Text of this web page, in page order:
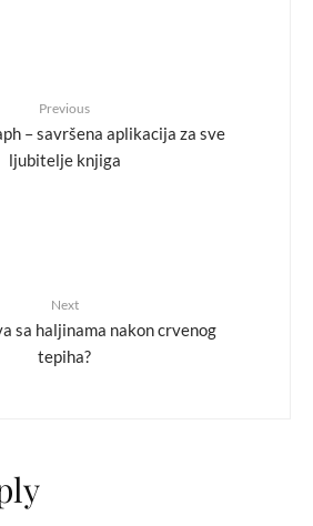
Previous
– savršena aplikacija za sve
ljubitelje knjiga
Next
sa haljinama nakon crvenog
tepiha?